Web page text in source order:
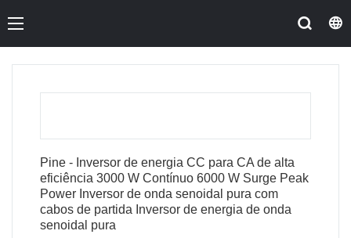
Pine - Inversor de energia CC para CA de alta
eficiência 3000 W Contínuo 6000 W Surge Peak
Power Inversor de onda senoidal pura com
cabos de partida Inversor de energia de onda
senoidal pura